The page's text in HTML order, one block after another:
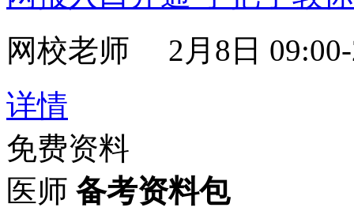
网校老师
2月8日
详情
免费资料
医师 备考资料包